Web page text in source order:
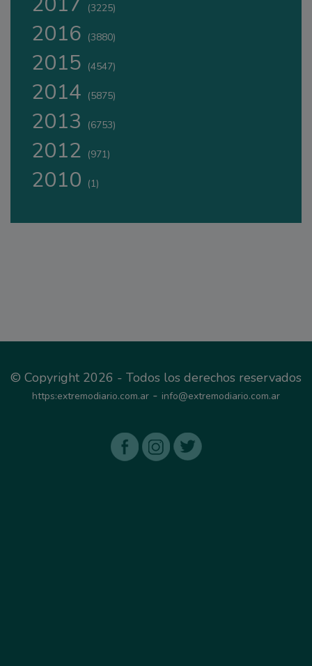
(3225)
2016 (3880)
2015 (4547)
2014 (5875)
2013 (6753)
2012 (971)
2010 (1)
© Copyright 2026 - Todos los derechos reservados
https:extremodiario.com.ar - info@extremodiario.com.ar